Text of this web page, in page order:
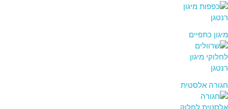
מיגון כתפיים
חגורה אלסטית